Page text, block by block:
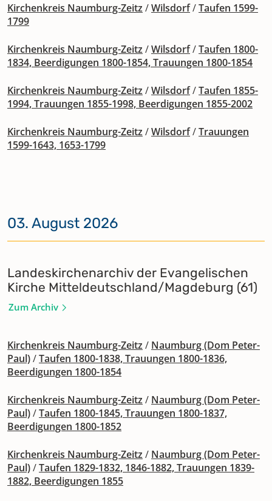
Kirchenkreis Naumburg-Zeitz /Wilsdorf/Taufen 1599-
1799
Kirchenkreis Naumburg-Zeitz /Wilsdorf/Taufen 1800-
1834, Beerdigungen 1800-1854, Trauungen 1800-1854
Kirchenkreis Naumburg-Zeitz /Wilsdorf/Taufen 1855-
1994, Trauungen 1855-1998, Beerdigungen 1855-2002
Kirchenkreis Naumburg-Zeitz /Wilsdorf/Trauungen
1599-1643, 1653-1799
03. August 2026
Landeskirchenarchiv der Evangelischen
Kirche Mitteldeutschland/Magdeburg (61)
Zum Archiv
Kirchenkreis Naumburg-Zeitz / Naumburg (Dom Peter-
Paul)/Taufen 1800-1838, Trauungen 1800-1836,
Beerdigungen 1800-1854
Kirchenkreis Naumburg-Zeitz / Naumburg (Dom Peter-
Paul)/Taufen 1800-1845, Trauungen 1800-1837,
Beerdigungen 1800-1852
Kirchenkreis Naumburg-Zeitz / Naumburg (Dom Peter-
Paul)/Taufen 1829-1832, 1846-1882, Trauungen 1839-
1882, Beerdigungen 1855